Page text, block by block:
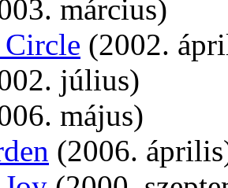
március)
(2002.
július)
május)
(2006.